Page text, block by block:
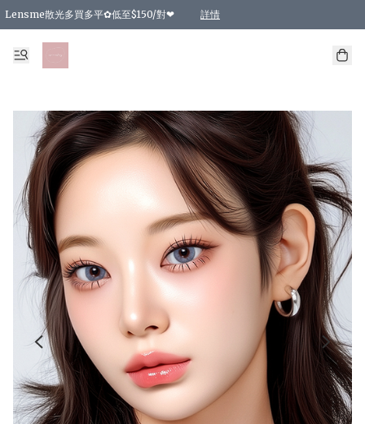
Lensme散光多買多平✿低至$150/對❤ 詳情
台灣Karacon⁩✧日拋 特價清貨❁⃘
日本韓國多款日/月拋現貨☼ 特價❤︎數量有限 售完即止
🇰🇷韓國多款月拋現貨 特價兩對$99✿數量有限 售完即止♫
精選商品，任選買2件或以上9 折；買4件或以上85 折；買6件或以上8 折
精選商品，任選買2件HKD 140.00；買4件HKD 260.00
精選商品，任選買2件HKD 190.00；買4件HKD 360.00
精選商品，任選買2件HKD 110.00；買4件HKD 180.00
精選商品，任選買2件HKD 170.00；買4件HKD 320.00
精選商品，任選買2件或以上減HKD 148.00
精選商品，任選買2件或以上減HKD 148.00
精選商品，任選買2件或以上95 折；買4件或以上9 折；買6件或以上85 折；買8件
精選商品，任選買12件或以上87 折
精選商品，任選買2件或以上減HKD 16.00；買4件或以上減HKD 32.00；買6
精選商品，任選買2件或以上95 折；買4件或以上9 折；買8件或以上85 折；買12
購物滿 HKD 800.00即享免運費優惠！（適用於 特定的送貨方式 )